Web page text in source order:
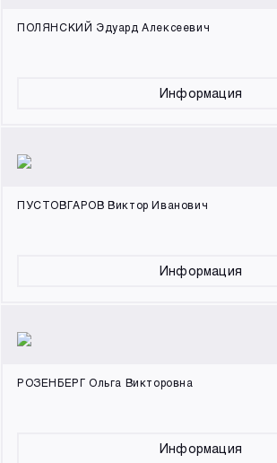
ПОЛЯНСКИЙ Эдуард Алексеевич
Информация
ПУСТОВГАРОВ Виктор Иванович
Информация
РОЗЕНБЕРГ Ольга Викторовна
Информация